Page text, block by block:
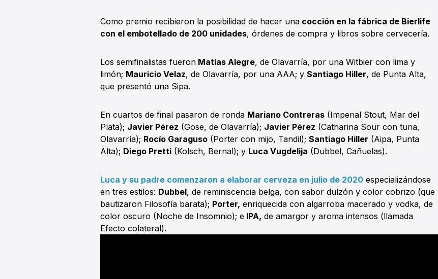
Como premio recibieron la posibilidad de hacer una cocción en la fábrica de Bierlife
con el embotellado de 200 unidades, órdenes de compra y libros sobre cervecería.
Los semifinalistas fueron Matías Alegre, de Olavarría, por una Witbier con lima y
limón; Mauricio Velaz, de Olavarría, por una AAA; y Santiago Hiller, de Punta Alta,
que presentó una Sipa.
En cuartos de final pasaron de ronda Mariano Contreras (Imperial Stout, Mar del
Plata); Javier Pérez (Gose, de Olavarría); Javier Pérez (Catharina Sour con tuna,
Olavarría); Rocío Garaguso (Porter con mijo, Tandil); Santiago Hiller (Aipa, Punta
Alta); Diego Pretti (Kolsch, Bernal); y Luca Vugdelija (Dubbel, Cañuelas).
Luca y su padre comenzaron a elaborar cerveza en julio de 2020 especializándose
en tres estilos: Dubbel, de reminiscencia belga, con sabor dulzón y color cobrizo (que
bautizaron Filosofía barata); Porter, enriquecida con algarroba macerado y vodka, de
color oscuro (Noche de Insomnio); e IPA, de amargor y aroma intensos (llamada
Efecto colateral).